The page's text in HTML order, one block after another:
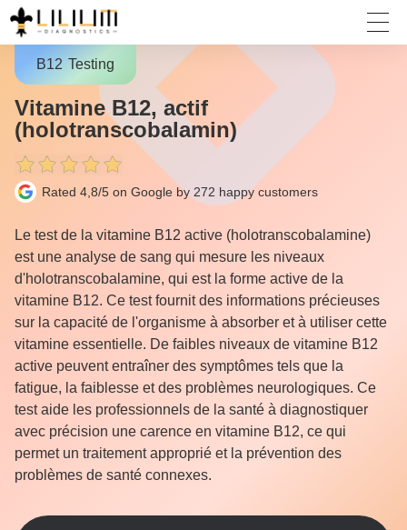
B12 Testing
Vitamine B12, actif
(holotranscobalamin)
Rated 4,8/5 on Google by 272 happy customers
Le test de la vitamine B12 active (holotranscobalamine)
est une analyse de sang qui mesure les niveaux
d'holotranscobalamine, qui est la forme active de la
vitamine B12. Ce test fournit des informations précieuses
sur la capacité de l'organisme à absorber et à utiliser cette
vitamine essentielle. De faibles niveaux de vitamine B12
active peuvent entraîner des symptômes tels que la
fatigue, la faiblesse et des problèmes neurologiques. Ce
test aide les professionnels de la santé à diagnostiquer
avec précision une carence en vitamine B12, ce qui
permet un traitement approprié et la prévention des
problèmes de santé connexes.